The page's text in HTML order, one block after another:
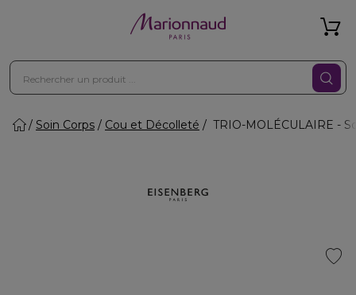
Soin Corps Cou et Décolleté TRIO-MOLÉCULAIRE -